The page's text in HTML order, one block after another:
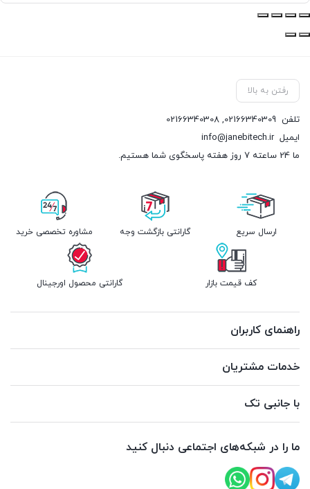
رفتن به بالا
تلفن 02166340309
,
02166340308
ایمیلinfo@janebitech.ir
ما 24 ساعته 7 روز هفته پاسخگوی شما هستیم.
ارسال سریع گارانتی بازگشت وجه مشاوره تخصصی خرید
کف قیمت بازار گارانتی محصول اورجینال
راهنمای کاربران
خدمات مشتریان
با جانبی تک
ما را در شبکه‌های اجتماعی دنبال کنید